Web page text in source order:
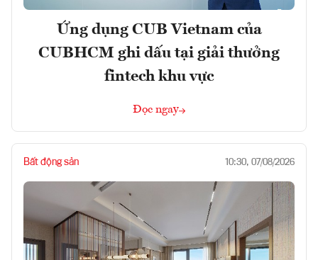
Ứng dụng CUB Vietnam của
CUBHCM ghi dấu tại giải thưởng
fintech khu vực
Đọc ngay
Bất động sản 10:30, 07/08/2026